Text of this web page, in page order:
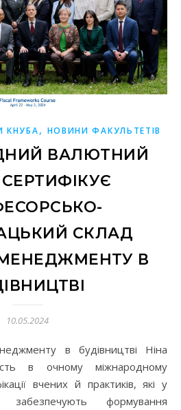
КНУБА, НОВИНИ ФАКУЛЬТЕТІВ
ВАЛЮТНИЙ
СКЛАД
В
10.05.2024
в очному міжнародному
вчених й практиків, які у
формування